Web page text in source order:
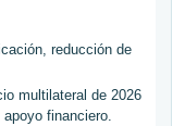
reducción de
multilateral de 2026
financiero.